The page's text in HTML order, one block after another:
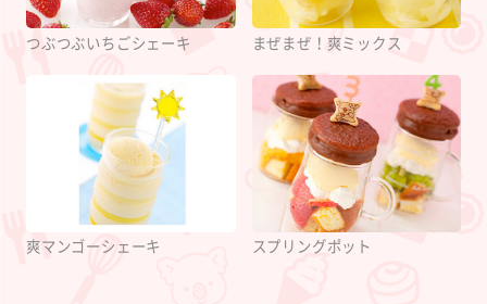
つぶつぶいちごシェーキ まぜまぜ！爽ミックス
爽マンゴーシェーキ スプリングポット